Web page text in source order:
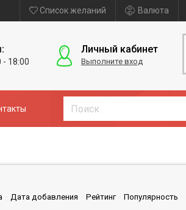
Список желаний Валюта
- 18:00
Личный кабинет
Выполните вход
· Дата добавления · Рейтинг · Популярность ·